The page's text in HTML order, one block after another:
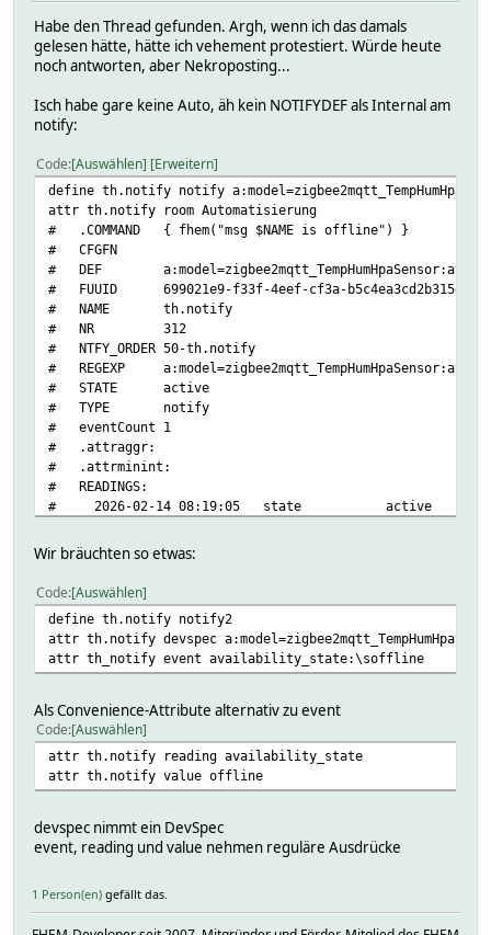
Habe den Thread gefunden. Argh, wenn ich das damals
gelesen hätte, hätte ich vehement protestiert. Würde heute
noch antworten, aber Nekroposting...
Isch habe gare keine Auto, äh kein NOTIFYDEF als Internal am
notify:
Code Auswählen Erweitern
define th.notify notify
attr th.notify room Automatisierung
# .COMMAND { fhem("msg $NAME is offline") }
# CFGFN
# DEF
# FUUID 699021e9-f33f-4eef-cf3a-b5c4ea3cd2b315e7
# NAME th.notify
# NR 312
# NTFY_ORDER 50-th.notify
# REGEXP
# STATE active
# TYPE notify
# eventCount 1
# .attraggr:
# .attrminint:
# READINGS:
# 2026-02-14 08:19:05 state active
setstate th.notify active
Wir bräuchten so etwas:
Code Auswählen
define th.notify notify2
attr th.notify devspec
attr th_notify event availability_state:\soffline
Als Convenience-Attribute alternativ zu event
Code Auswählen
attr th.notify reading availability_state
attr th.notify value offline
devspec nimmt ein DevSpec
event, reading und value nehmen reguläre Ausdrücke
1 Person(en) gefällt das.